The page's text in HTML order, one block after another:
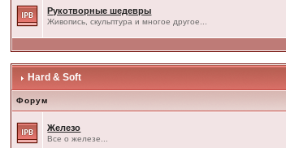
Рукотворные шедевры
Живопись, скульптура и многое другое...
Hard & Soft
Форум
Железо
Все о железе...